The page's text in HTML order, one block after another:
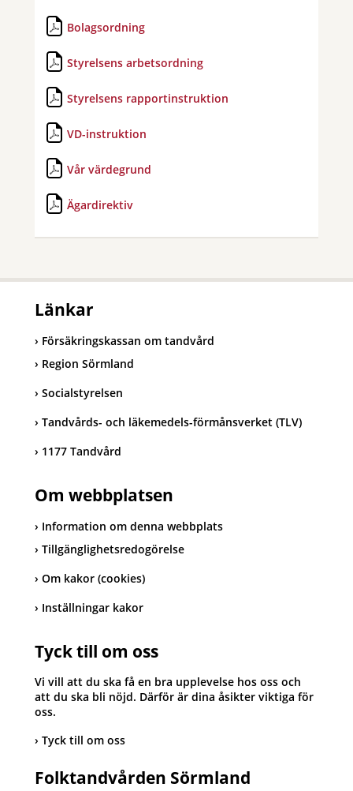
Bolagsordning
Styrelsens arbetsordning
Styrelsens rapportinstruktion
VD-instruktion
Vår värdegrund
Ägardirektiv
Länkar
Försäkringskassan om tandvård
Region Sörmland
Socialstyrelsen
Tandvårds- och läkemedels-förmånsverket (TLV)
1177 Tandvård
Om webbplatsen
Information om denna webbplats
Tillgänglighetsredogörelse
Om kakor (cookies)
Inställningar kakor
Tyck till om oss
Vi vill att du ska få en bra upplevelse hos oss och
att du ska bli nöjd. Därför är dina åsikter viktiga för
oss.
Tyck till om oss
Folktandvården Sörmland